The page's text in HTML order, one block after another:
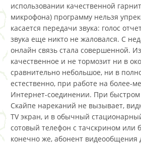
использовании качественной
микрофона) программу нельзя
касается передачи звука: голос
звука еще никто не жаловался. С
онлайн связь стала совершенной.
качественное и не тормозит ни в
сравнительно небольшое, ни в
естественно, при работе на более-
Интернет-соединении. При
Скайпе нареканий не вызывает,
TV экран, и в обычный
сотовый телефон с тачскрином или
конечно же, абонент видеообщения